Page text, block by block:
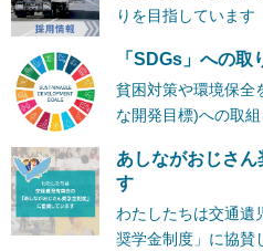
りを目指しています
「SDGs」への取
貧困対策や環境保全
な開発目標)への取組
あしながおじさん
す
わたしたちは交通遺
奨学金制度」に協賛